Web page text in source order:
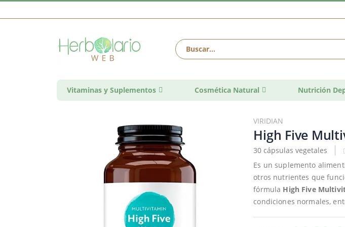
Vitaminas y Suplementos Cosmética Natural Nutrición
VIRIDIAN
High Five
30 cápsulas vegetales
Es un suplemento
otros nutrientes que
fórmula High Five
condiciones normales,